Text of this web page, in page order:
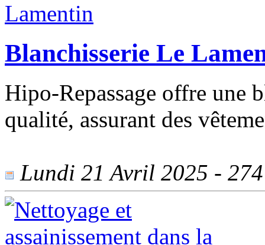
Blanchisserie Le
Hipo-Repassage offre une
qualité, assurant des
Lundi 21 Avril 2025 -